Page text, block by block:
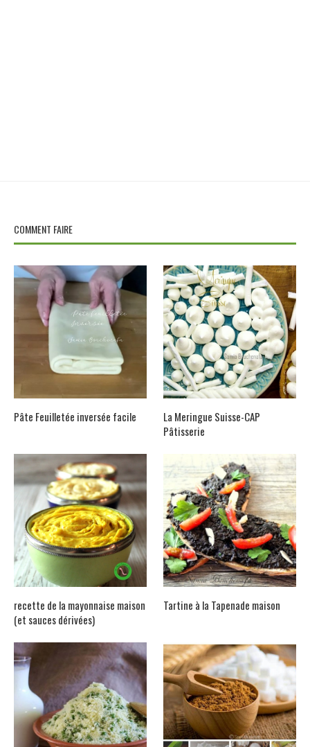
COMMENT FAIRE
Pâte Feuilletée inversée facile
La Meringue Suisse-CAP
Pâtisserie
recette de la mayonnaise maison
(et sauces dérivées)
Tartine à la Tapenade maison